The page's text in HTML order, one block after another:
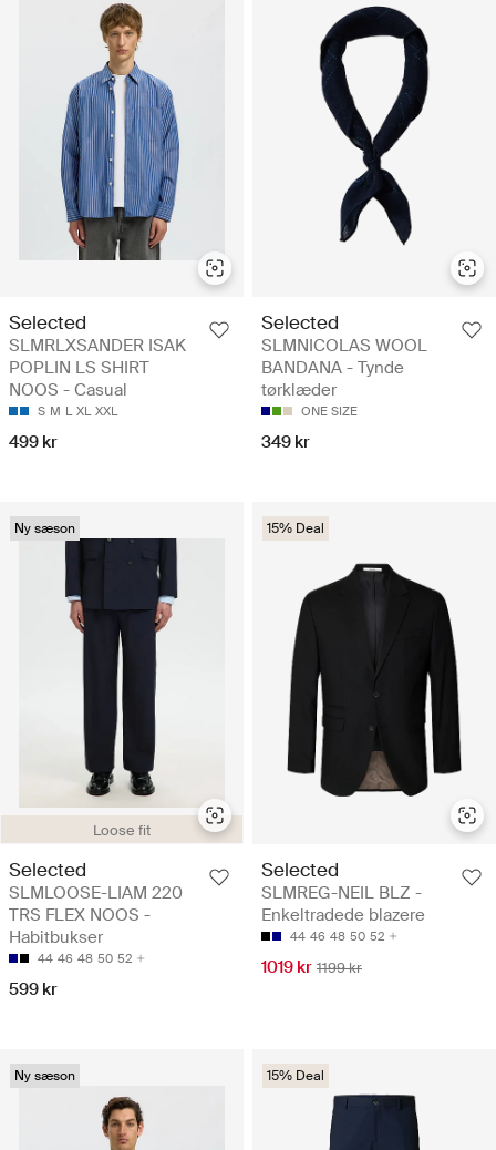
Selected
SLMRLXSANDER ISAK
POPLIN LS SHIRT
NOOS - Casual
S M L XL XXL
499 kr
Selected
SLMNICOLAS WOOL
BANDANA - Tynde
tørklæder
ONE SIZE
349 kr
Loose fit
Ny sæson
Selected
SLMLOOSE-LIAM 220
TRS FLEX NOOS -
Habitbukser
44 46 48 50 52
599 kr
15% Deal
Selected
SLMREG-NEIL BLZ -
Enkeltradede blazere
44 46 48 50 52
1019 kr 1199 kr
Ny sæson 15% Deal